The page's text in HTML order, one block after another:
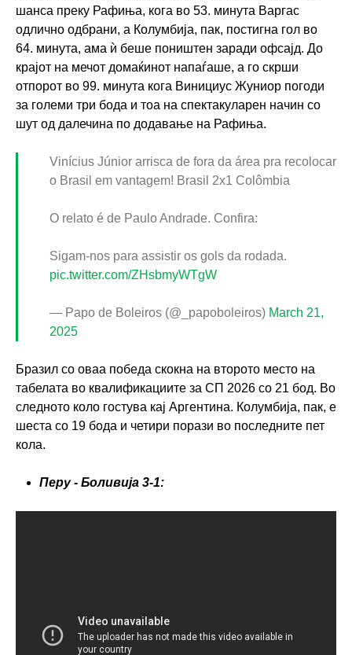
шанса преку Рафиња, кога во 53. минута Варгас
одлично одбрани, а Колумбија, пак, постигна гол во
64. минута, ама ѝ беше поништен заради офсајд. До
крајот на мечот домаќинот напаѓаше, а го скрши
отпорот во 99. минута кога Винициус Жуниор погоди
за големи три бода и тоа на спектакуларен начин со
шут од далечина по додавање на Рафиња.
Vinícius Júnior arrisca de fora da área pra recolocar
o Brasil em vantagem! Brasil 2x1 Colômbia
O relato é de Paulo Andrade. Confira:
Sigam-nos para assistir os gols da rodada.
pic.twitter.com/ZHsbmyWTgW
— Papo de Boleiros (@_papoboleiros) March 21,
2025
Бразил со оваа победа скокна на второто место на
табелата во квалификациите за СП 2026 со 21 бод. Во
следното коло гостува кај Аргентина. Колумбија, пак, е
шеста со 19 бода и четири порази во последните пет
кола.
Перу - Боливија 3-1: